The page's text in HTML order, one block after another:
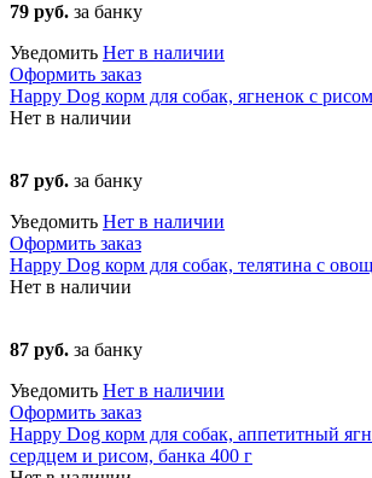
79 руб. за банку
Уведомить Нет в наличии
Оформить заказ
Happy Dog корм для собак, ягненок с
Нет в наличии
87 руб. за банку
Уведомить Нет в наличии
Оформить заказ
Happy Dog корм для собак, телятина с
Нет в наличии
87 руб. за банку
Уведомить Нет в наличии
Оформить заказ
Happy Dog корм для собак, аппетитный
сердцем и рисом, банка 400 г